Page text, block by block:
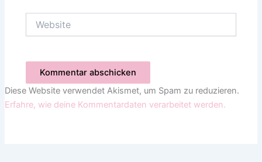
Diese Website verwendet Akismet, um Spam zu reduzieren.
Erfahre, wie deine Kommentardaten verarbeitet werden.